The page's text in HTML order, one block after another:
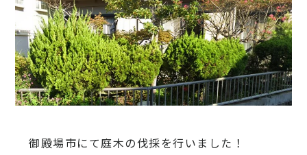
御殿場市にて庭木の伐採を行いました！